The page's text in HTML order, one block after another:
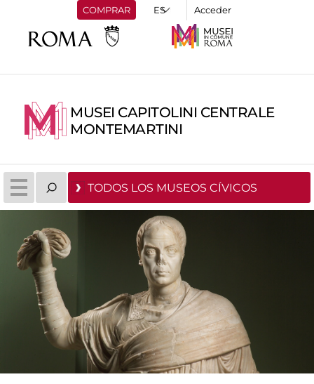
COMPRAR Acceder
MUSEI CAPITOLINI CENTRALE
MONTEMARTINI
TODOS LOS MUSEOS CÍVICOS